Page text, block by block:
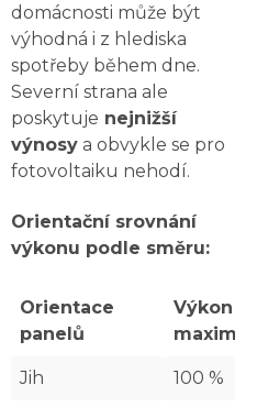
domácnosti může být
výhodná i z hlediska
spotřeby během dne.
Severní strana ale
poskytuje nejnižší
výnosy a obvykle se pro
fotovoltaiku nehodí.
Orientační srovnání
výkonu podle směru:
Orientace
panelů
Výkon (z
maxima)
Jih 100 %